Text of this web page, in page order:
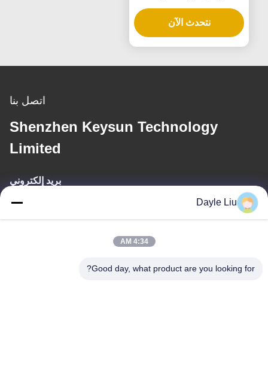
بتصنيف IP65 لأضواء شرائط
LED والمعلقات
نتحدث الآن
اتصل بنا
Shenzhen Keysun Technology
Limited
بريد إلكتروني
power06@szzhpower.com
عنوان
Dayle Liu
4:34 AM
Good day, what product are you looking for?